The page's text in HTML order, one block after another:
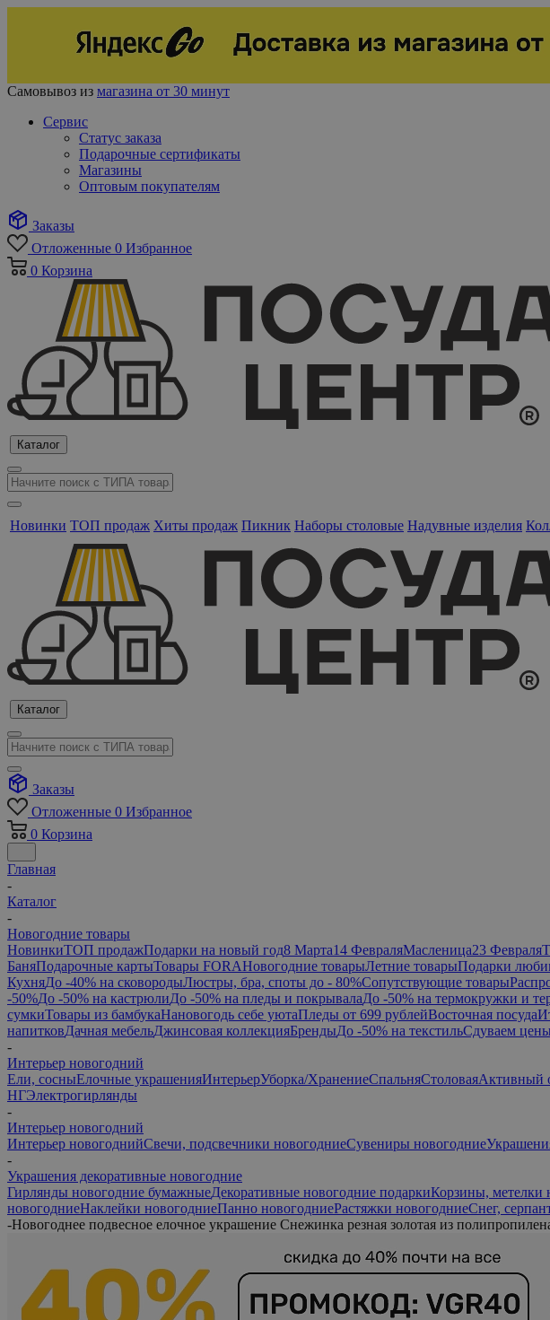
Самовывоз из магазина от 30 минут
Сервис
Статус заказа
Подарочные сертификаты
Магазины
Оптовым покупателям
Заказы
Отложенные 0 Избранное
0 Корзина
Каталог
Новинки ТОП продаж Хиты продаж Пикник Наборы столовые Надувные изделия
Каталог
Заказы
Отложенные 0 Избранное
0 Корзина
Главная
-
Каталог
-
Новогодние товары
НовинкиТОП продажПодарки на новый год8 Марта14 ФевраляМасленица23 Февраля
БаняПодарочные картыТовары FORAНовогодние товарыЛетние товарыПодарки
КухняДо -40% на сковородыЛюстры, бра, споты до - 80%Сопутствующие товары
-50%До -50% на кастрюлиДо -50% на пледы и покрывалаДо -50% на термокружки и
сумкиТовары из бамбукаНановогодь себе уютаПледы от 699 рублейВосточная посуда
напитковДачная мебельДжинсовая коллекцияБрендыДо -50% на текстильСдуваем
-
Интерьер новогодний
Ели, сосныЕлочные украшенияИнтерьерУборка/ХранениеСпальняСтоловаяАктивный
НГЭлектрогирлянды
-
Интерьер новогодний
Интерьер новогоднийСвечи, подсвечники новогодниеСувениры новогодние
-
Украшения декоративные новогодние
Гирлянды новогодние бумажныеДекоративные новогодние подаркиКорзины, метелки
новогодниеНаклейки новогодниеПанно новогодниеРастяжки новогодниеСнег,
-Новогоднее подвесное елочное украшение Снежинка резная золотая из